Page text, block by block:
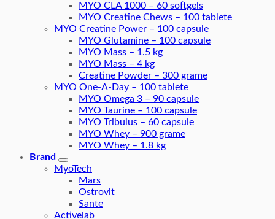
MYO CLA 1000 – 60 softgels
MYO Creatine Chews – 100 tablete
MYO Creatine Power – 100 capsule
MYO Glutamine – 100 capsule
MYO Mass – 1.5 kg
MYO Mass – 4 kg
Creatine Powder – 300 grame
MYO One-A-Day – 100 tablete
MYO Omega 3 – 90 capsule
MYO Taurine – 100 capsule
MYO Tribulus – 60 capsule
MYO Whey – 900 grame
MYO Whey – 1.8 kg
Brand
MyoTech
Mars
Ostrovit
Sante
Activelab